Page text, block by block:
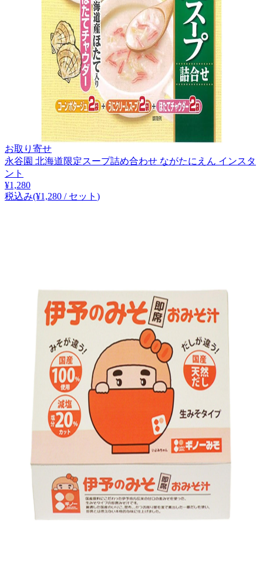
お取り寄せ
永谷園 北海道限定スープ詰め合わせ ながたにえん インスタ
ント
¥1,280
税込み(¥1,280 / セット )